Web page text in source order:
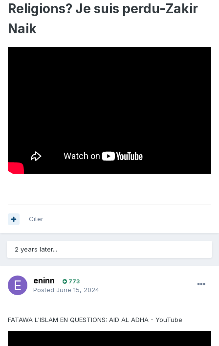
Religions? Je suis perdu-Zakir
Naik
Citer
2 years later...
eninn 773
Posted June 15, 2024
FATAWA L'ISLAM EN QUESTIONS: AID AL ADHA - YouTube